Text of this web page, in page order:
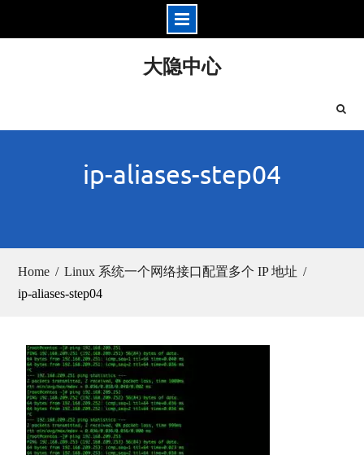
大隐中心
ip-aliases-step04
Home
Linux 系统一个网络接口配置多个 IP 地址
ip-aliases-step04